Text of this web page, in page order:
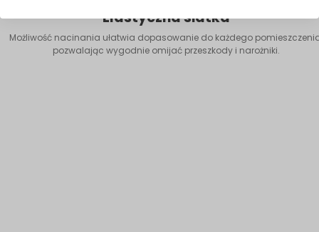
Elastyczna siatka
Możliwość nacinania ułatwia dopasowanie do każdego
pozwalając wygodnie omijać przeszkody i narożniki.